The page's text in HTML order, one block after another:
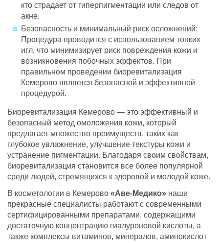
кто страдает от гиперпигментации или следов от
акне.
Безопасность и минимальный риск осложнений:
Процедура проводится с использованием тонких
игл, что минимизирует риск повреждения кожи и
возникновения побочных эффектов. При
правильном проведении биоревитализация
Кемерово является безопасной и эффективной
процедурой.
Биоревитализация Кемерово — это эффективный и
безопасный метод омоложения кожи, который
предлагает множество преимуществ, таких как
глубокое увлажнение, улучшение текстуры кожи и
устранение пигментации. Благодаря своим свойствам,
биоревитализация становится все более популярной
среди людей, стремящихся к здоровой и молодой коже.
В косметологии в Кемерово «Аве-Медико» наши
прекрасные специалисты работают с современными
сертифицированными препаратами, содержащими
достаточную концентрацию гиалуроновой кислоты, а
также комплексы витаминов, минералов, аминокислот